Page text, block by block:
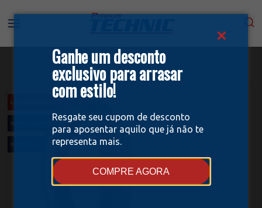
Ganhe um desconto
exclusivo para arrasar
com estilo!
Resgate seu cupom de desconto
para aposentar aquilo que já não te
representa mais.
COMPRE AGORA